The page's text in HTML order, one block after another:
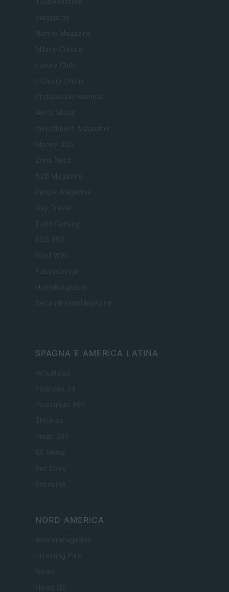
Viaggiamo
Nonne Magazine
Milano Cortina
Luxury Club
Il Calcio Online
Professione mamma
World Music
Investimenti Magazine
Money 365
Zona Nerd
B2B Magazine
People Magazine
Day Travel
Tutto Gaming
ESG 365
Food Wiki
FuturoDonna
HomeMagazine
SecondHomeMagazine
SPAGNA E AMERICA LATINA
Actualidad
Finanzas 24
Investindo 365
Think.es
Viajar 365
ES Newz
Pet Story
Encocina
NORD AMERICA
Womanmagazine
Investing Plus
Newz
Newz US